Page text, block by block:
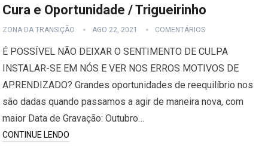
Cura e Oportunidade / Trigueirinho
ZONA DA TRANSIÇÃO AGO 22, 2021 COMENTÁRIOS
É POSSÍVEL NÃO DEIXAR O SENTIMENTO DE CULPA
INSTALAR-SE EM NÓS E VER NOS ERROS MOTIVOS DE
APRENDIZADO? Grandes oportunidades de reequilíbrio nos
são dadas quando passamos a agir de maneira nova, com
maior Data de Gravação: Outubro…
CONTINUE LENDO